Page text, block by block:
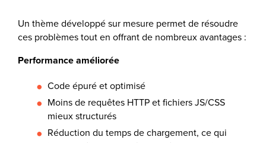
Un thème développé sur mesure permet de résoudre
ces problèmes tout en offrant de nombreux avantages :
Performance améliorée
Code épuré et optimisé
Moins de requêtes HTTP et fichiers JS/CSS
mieux structurés
Réduction du temps de chargement, ce qui